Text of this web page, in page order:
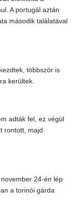
A portugál aztán
második találatával
többször is
kerültek.
adták fel, ez végül
rontott, majd
24-én lép
a torinói gárda